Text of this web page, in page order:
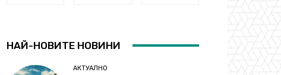
НАЙ-НОВИТЕ НОВИНИ
АКТУАЛНО